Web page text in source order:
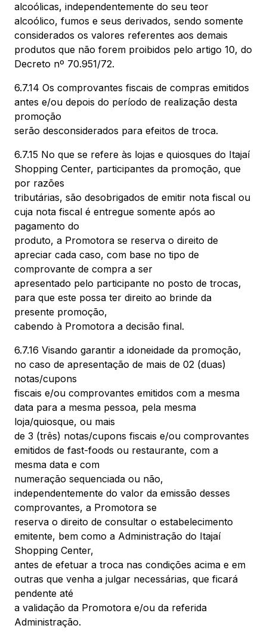
alcoólicas, independentemente do seu teor
alcoólico, fumos e seus derivados, sendo somente
considerados os valores referentes aos demais
produtos que não forem proibidos pelo artigo 10, do
Decreto nº 70.951/72.
6.7.14 Os comprovantes fiscais de compras emitidos
antes e/ou depois do período de realização desta
promoção
serão desconsiderados para efeitos de troca.
6.7.15 No que se refere às lojas e quiosques do Itajaí
Shopping Center, participantes da promoção, que
por razões
tributárias, são desobrigados de emitir nota fiscal ou
cuja nota fiscal é entregue somente após ao
pagamento do
produto, a Promotora se reserva o direito de
apreciar cada caso, com base no tipo de
comprovante de compra a ser
apresentado pelo participante no posto de trocas,
para que este possa ter direito ao brinde da
presente promoção,
cabendo à Promotora a decisão final.
6.7.16 Visando garantir a idoneidade da promoção,
no caso de apresentação de mais de 02 (duas)
notas/cupons
fiscais e/ou comprovantes emitidos com a mesma
data para a mesma pessoa, pela mesma
loja/quiosque, ou mais
de 3 (três) notas/cupons fiscais e/ou comprovantes
emitidos de fast-foods ou restaurante, com a
mesma data e com
numeração sequenciada ou não,
independentemente do valor da emissão desses
comprovantes, a Promotora se
reserva o direito de consultar o estabelecimento
emitente, bem como a Administração do Itajaí
Shopping Center,
antes de efetuar a troca nas condições acima e em
outras que venha a julgar necessárias, que ficará
pendente até
a validação da Promotora e/ou da referida
Administração.